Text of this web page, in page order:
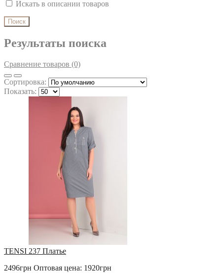
Искать в описании товаров
Результаты поиска
Сравнение товаров (0)
Сортировка:
Показать:
TENSI 237 Платье
2496грн Оптовая цена: 1920грн